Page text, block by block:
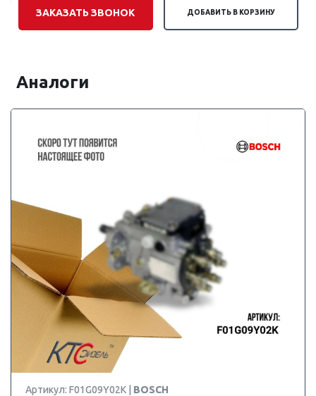
ЗАКАЗАТЬ ЗВОНОК ДОБАВИТЬ В КОРЗИНУ
Аналоги
Артикул: F01G09Y02K | BOSCH